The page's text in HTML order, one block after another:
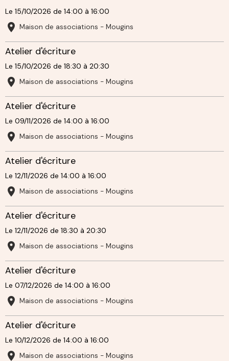
Le 15/10/2026 de 14:00 à 16:00
Maison de associations - Mougins
Atelier d'écriture
Le 15/10/2026 de 18:30 à 20:30
Maison de associations - Mougins
Atelier d'écriture
Le 09/11/2026 de 14:00 à 16:00
Maison de associations - Mougins
Atelier d'écriture
Le 12/11/2026 de 14:00 à 16:00
Maison de associations - Mougins
Atelier d'écriture
Le 12/11/2026 de 18:30 à 20:30
Maison de associations - Mougins
Atelier d'écriture
Le 07/12/2026 de 14:00 à 16:00
Maison de associations - Mougins
Atelier d'écriture
Le 10/12/2026 de 14:00 à 16:00
Maison de associations - Mougins